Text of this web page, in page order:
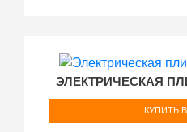
ЭЛЕКТРИЧЕСКАЯ
КУПИТЬ